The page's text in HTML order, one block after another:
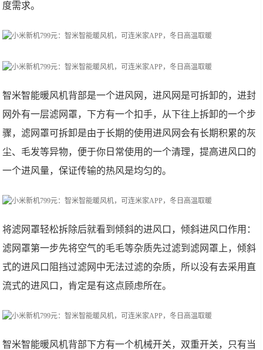
度需求。
智米智能暖风机背部是一个进风网，进风网是可拆卸的，进封
网外有一层滤网罩，下方有一个扣手，从下往上拆卸的一个步
骤，滤网罩可拆卸是由于长期的使用进风网会有长期积累的灰
尘、毛发等异物，便于你日常使用的一个清理，提高进风口的
一个进风量，保证传输的热风是均匀的。
将滤网罩轻松拆除后就看到倾斜的进风口，倾斜进风口作用：
滤网罩第一步先将空气的毛毛等杂质先过滤到滤网罩上，倾斜
式的进风口阻挡过滤网中无法过滤的杂质，所以没有去采用直
流式的进风口，肯定是有这点顾虑所在。
智米智能暖风机背部下方有一个机械开关，双重开关，只有当